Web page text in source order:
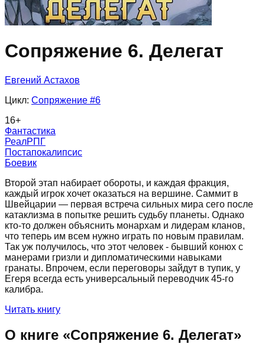
Сопряжение 6. Делегат
Евгений Астахов
Цикл: Сопряжение #6
16+
Фантастика
РеалРПГ
Постапокалипсис
Боевик
Второй этап набирает обороты, и каждая фракция,
каждый игрок хочет оказаться на вершине. Саммит в
Швейцарии — первая встреча сильных мира сего после
катаклизма в попытке решить судьбу планеты. Однако
кто-то должен объяснить монархам и лидерам кланов,
что теперь им всем нужно играть по новым правилам.
Так уж получилось, что этот человек - бывший конюх с
манерами гризли и дипломатическими навыками
гранаты. Впрочем, если переговоры зайдут в тупик, у
Егеря всегда есть универсальный переводчик 45-го
калибра.
Читать книгу
О книге «Сопряжение 6. Делегат»